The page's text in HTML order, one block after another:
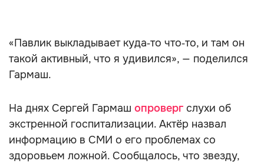
«Павлик выкладывает куда‑то что‑то, и там он
такой активный, что я удивился», — поделился
Гармаш.
На днях Сергей Гармаш опроверг слухи об
экстренной госпитализации. Актёр назвал
информацию в СМИ о его проблемах со
здоровьем ложной. Сообщалось, что звезду,